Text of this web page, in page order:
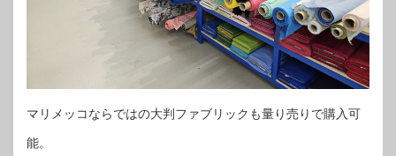
マリメッコならではの大判ファブリックも量り売りで購入可
能。